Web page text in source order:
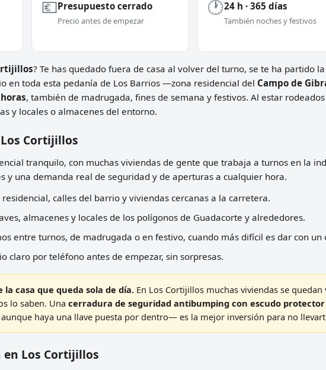
💶Presupuesto cerrado
Precio antes de empezar
🕐24 h · 365 días
También noches y festivos
? Te has quedado fuera de casa al volver del turno, se te ha partido
en toda esta pedanía de Los Barrios —zona residencial del Campo de
, también de madrugada, fines de semana y festivos. Al estar
y locales o almacenes del entorno.
Cortijillos
tranquilo, con muchas viviendas de gente que trabaja a turnos en la
y una demanda real de seguridad y de aperturas a cualquier hora.
residencial, calles del barrio y viviendas cercanas a la carretera.
almacenes y locales de los polígonos de Guadacorte y alrededores.
entre turnos, de madrugada o en festivo, cuando más difícil es dar con un
claro por teléfono antes de empezar, sin sorpresas.
casa que queda sola de día. En Los Cortijillos muchas viviendas se
lo saben. Una cerradura de seguridad antibumping con escudo protector
haya una llave puesta por dentro— es la mejor inversión para no
Los Cortijillos